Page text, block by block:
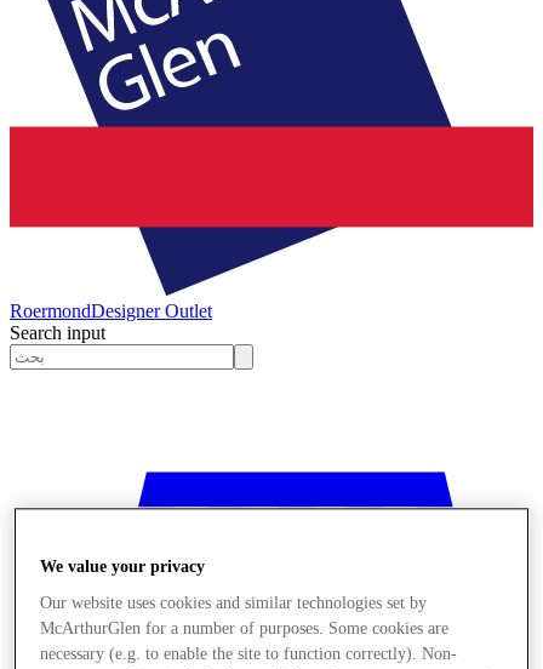
RoermondDesigner Outlet
Search input
We value your privacy
Our website uses cookies and similar technologies set by
McArthurGlen for a number of purposes. Some cookies are
necessary (e.g. to enable the site to function correctly). Non-